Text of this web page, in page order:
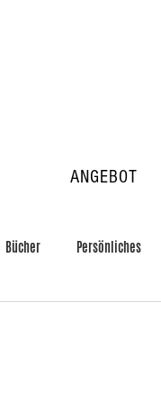
ANGEBOT
Bücher Persönliches